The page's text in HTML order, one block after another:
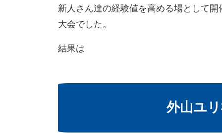
新人さん達の経験値を高める場として
大会でした。
結果は
外山ユ